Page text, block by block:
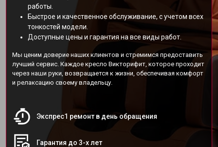
работы.
Быстрое и качественное обслуживание, с учетом всех
тонкостей модели.
Доступные цены и гарантия на все виды работ.
Мы ценим доверие наших клиентов и стремимся предоставить
лучший сервис. Каждое кресло Викторифит, которое проходит
через наши руки, возвращается к жизни, обеспечивая комфорт
и релаксацию своему владельцу.
Экспрес1 ремонт в день обращения
Гарантия до 3-х лет